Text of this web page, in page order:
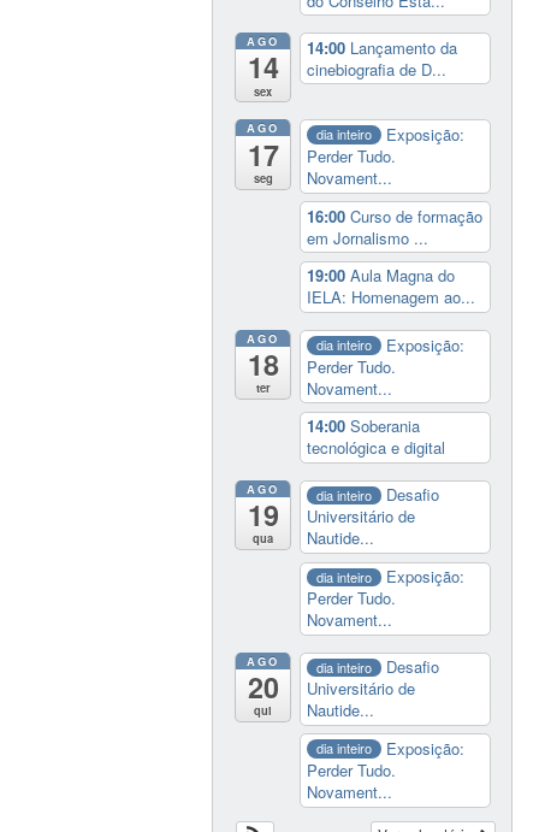
AGO
14
sex
14:00 Lançamento da
cinebiografia de D...
AGO
17
seg
dia inteiro
Exposição:
Perder Tudo.
Novament...
16:00Curso de formação
em Jornalismo ...
19:00Aula Magna do
IELA: Homenagem ao...
AGO
18
ter
dia inteiro
Exposição:
Perder Tudo.
Novament...
14:00Soberania
tecnológica e digital
AGO
19
qua
dia inteiro
Desafio
Universitário de
Nautide...
dia inteiro
Exposição:
Perder Tudo.
Novament...
AGO
20
qui
dia inteiro
Desafio
Universitário de
Nautide...
dia inteiro
Exposição:
Perder Tudo.
Novament...